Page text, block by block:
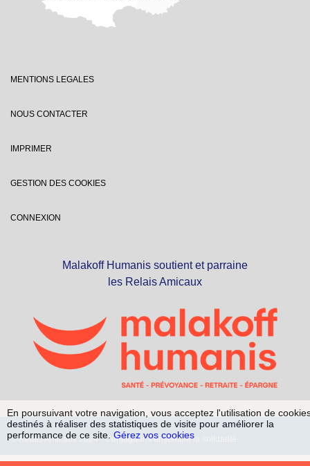
MENTIONS LEGALES
NOUS CONTACTER
IMPRIMER
GESTION DES COOKIES
CONNEXION
Malakoff Humanis soutient et parraine
les Relais Amicaux
© Relais Amicaux 2024 - Conjuguons ensemble la solidarité
En poursuivant votre navigation, vous acceptez l'utilisation de
destinés à réaliser des statistiques de visite pour améliorer la
performance de ce site. Gérez vos cookies